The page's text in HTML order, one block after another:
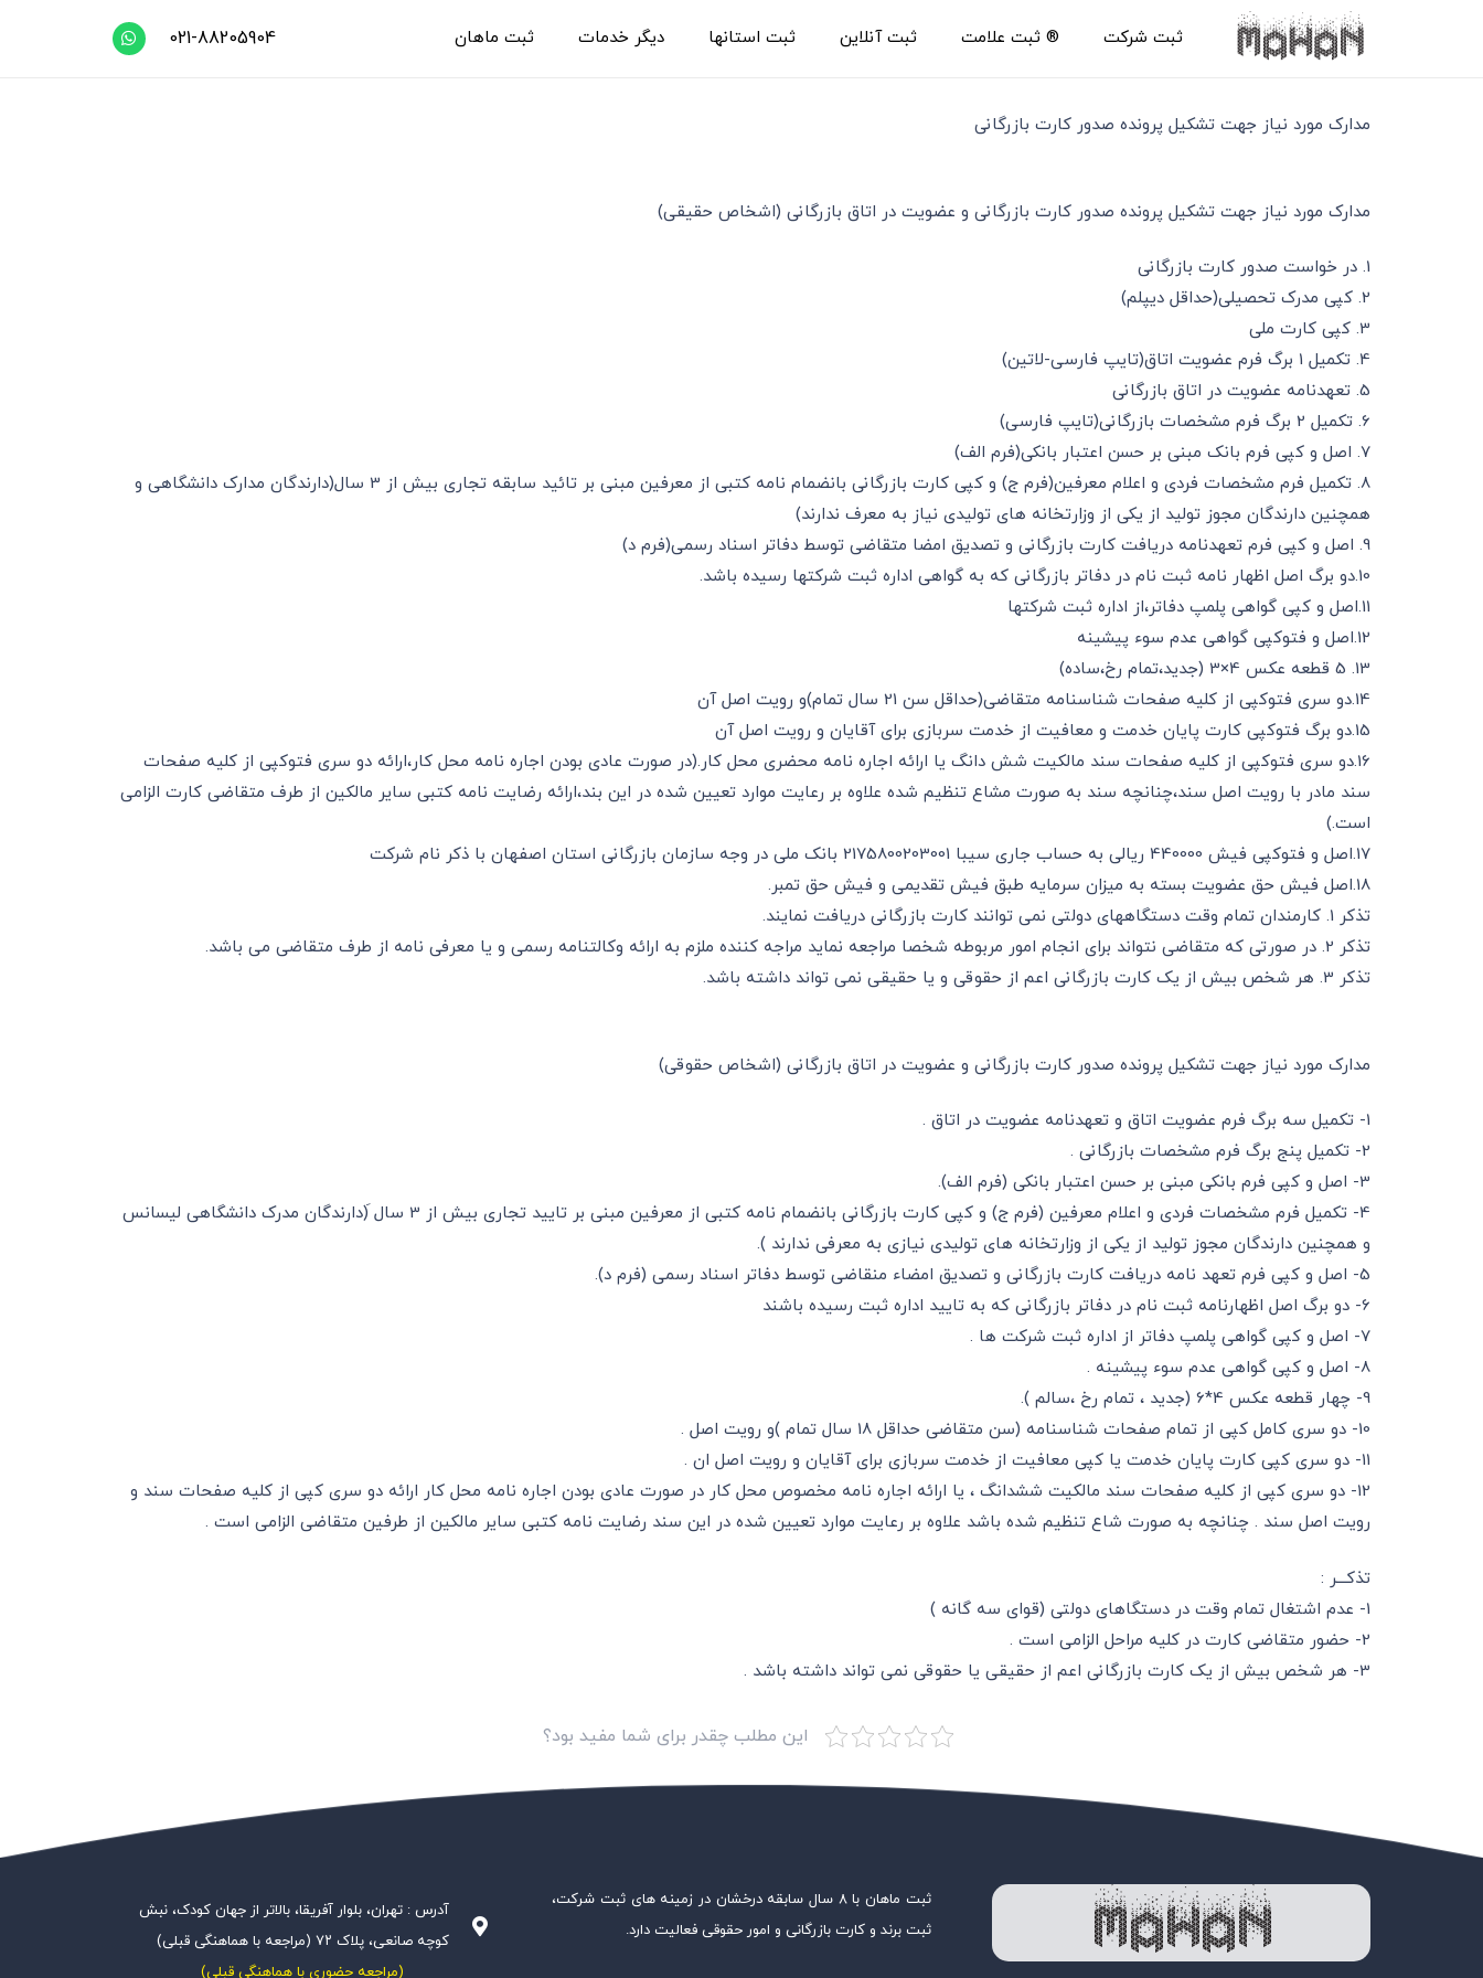
ثبت شرکت ®️ ثبت علامت ثبت آنلاین ثبت استانها دیگر خدمات ثبت ماهان 021-88205904
مدارک مورد نیاز جهت تشکیل پرونده صدور کارت بازرگانی
مدارک مورد نیاز جهت تشکیل پرونده صدور کارت بازرگانی و عضویت در اتاق بازرگانی (اشخاص حقیقی)
1. در خواست صدور کارت بازرگانی
2. کپی مدرک تحصیلی(حداقل دیپلم)
3. کپی کارت ملی
4. تکمیل 1 برگ فرم عضویت اتاق(تایپ فارسی-لاتین)
5. تعهدنامه عضویت در اتاق بازرگانی
6. تکمیل 2 برگ فرم مشخصات بازرگانی(تایپ فارسی)
7. اصل و کپی فرم بانک مبنی بر حسن اعتبار بانکی(فرم الف)
8. تکمیل فرم مشخصات فردی و اعلام معرفین(فرم ج) و کپی کارت بازرگانی بانضمام نامه کتبی از معرفین مبنی بر تائید سابقه تجاری بیش از 3 سال(دارندگان مدارک دانشگاهی و
همچنین دارندگان مجوز تولید از یکی از وزارتخانه های تولیدی نیاز به معرف ندارند)
9. اصل و کپی فرم تعهدنامه دریافت کارت بازرگانی و تصدیق امضا متقاضی توسط دفاتر اسناد رسمی(فرم د)
10.دو برگ اصل اظهار نامه ثبت نام در دفاتر بازرگانی که به گواهی اداره ثبت شرکتها رسیده باشد.
11.اصل و کپی گواهی پلمپ دفاتر،از اداره ثبت شرکتها
12.اصل و فتوکپی گواهی عدم سوء پیشینه
13. 5 قطعه عکس 4×3 (جدید،تمام رخ،ساده)
14.دو سری فتوکپی از کلیه صفحات شناسنامه متقاضی(حداقل سن 21 سال تمام)و رویت اصل آن
15.دو برگ فتوکپی کارت پایان خدمت و معافیت از خدمت سربازی برای آقایان و رویت اصل آن
16.دو سری فتوکپی از کلیه صفحات سند مالکیت شش دانگ یا ارائه اجاره نامه محضری محل کار.(در صورت عادی بودن اجاره نامه محل کار،ارائه دو سری فتوکپی از کلیه صفحات
سند مادر با رویت اصل سند،چنانچه سند به صورت مشاع تنظیم شده علاوه بر رعایت موارد تعیین شده در این بند،ارائه رضایت نامه کتبی سایر مالکین از طرف متقاضی کارت الزامی
است.)
17.اصل و فتوکپی فیش 440000 ریالی به حساب جاری سیبا 2175800203001 بانک ملی در وجه سازمان بازرگانی استان اصفهان با ذکر نام شرکت
18.اصل فیش حق عضویت بسته به میزان سرمایه طبق فیش تقدیمی و فیش حق تمبر.
تذکر 1. کارمندان تمام وقت دستگاههای دولتی نمی توانند کارت بازرگانی دریافت نمایند.
تذکر 2. در صورتی که متقاضی نتواند برای انجام امور مربوطه شخصا مراجعه نماید مراجه کننده ملزم به ارائه وکالتنامه رسمی و یا معرفی نامه از طرف متقاضی می باشد.
تذکر 3. هر شخص بیش از یک کارت بازرگانی اعم از حقوقی و یا حقیقی نمی تواند داشته باشد.
مدارک مورد نیاز جهت تشکیل پرونده صدور کارت بازرگانی و عضویت در اتاق بازرگانی (اشخاص حقوقی)
1- تکمیل سه برگ فرم عضویت اتاق و تعهدنامه عضویت در اتاق .
2- تکمیل پنج برگ فرم مشخصات بازرگانی .
3- اصل و کپی فرم بانکی مبنی بر حسن اعتبار بانکی (فرم الف).
4- تکمیل فرم مشخصات فردی و اعلام معرفین (فرم ج) و کپی کارت بازرگانی بانضمام نامه کتبی از معرفین مبنی بر تایید تجاری بیش از 3 سال َ(دارندگان مدرک دانشگاهی لیسانس
و همچنین دارندگان مجوز تولید از یکی از وزارتخانه های تولیدی نیازی به معرفی ندارند ).
5- اصل و کپی فرم تعهد نامه دریافت کارت بازرگانی و تصدیق امضاء منقاضی توسط دفاتر اسناد رسمی (فرم د).
6- دو برگ اصل اظهارنامه ثبت نام در دفاتر بازرگانی که به تایید اداره ثبت رسیده باشند
7- اصل و کپی گواهی پلمپ دفاتر از اداره ثبت شرکت ها .
8- اصل و کپی گواهی عدم سوء پیشینه .
9- چهار قطعه عکس 4*6 (جدید ، تمام رخ ،سالم ).
10- دو سری کامل کپی از تمام صفحات شناسنامه (سن متقاضی حداقل 18 سال تمام )و رویت اصل .
11- دو سری کپی کارت پایان خدمت یا کپی معافیت از خدمت سربازی برای آقایان و رویت اصل ان .
12- دو سری کپی از کلیه صفحات سند مالکیت ششدانگ ، یا ارائه اجاره نامه مخصوص محل کار در صورت عادی بودن اجاره نامه محل کار ارائه دو سری کپی از کلیه صفحات سند و
رویت اصل سند . چنانچه به صورت شاع تنظیم شده باشد علاوه بر رعایت موارد تعیین شده در این سند رضایت نامه کتبی سایر مالکین از طرفین متقاضی الزامی است .
تذکـــر :
1- عدم اشتغال تمام وقت در دستگاهای دولتی (قوای سه گانه )
2- حضور متقاضی کارت در کلیه مراحل الزامی است .
3- هر شخص بیش از یک کارت بازرگانی اعم از حقیقی یا حقوقی نمی تواند داشته باشد .
این مطلب چقدر برای شما مفید بود؟
ثبت ماهان با ۸ سال سابقه درخشان در زمینه های ثبت شرکت،
ثبت برند و کارت بازرگانی و امور حقوقی فعالیت دارد.
آدرس : تهران، بلوار آفریقا، بالاتر از جهان کودک، نبش
کوچه صانعی، پلاک ۷۲ (مراجعه با هماهنگی قبلی)
(مراجعه حضوری با هماهنگی قبلی)